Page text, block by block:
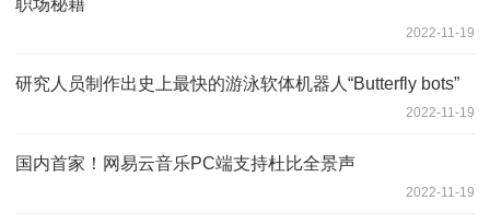
2022-11-19
研究人员制作出史上最快的游泳软体机器人“Butterfly bots”
2022-11-19
国内首家！网易云音乐PC端支持杜比全景声
2022-11-19